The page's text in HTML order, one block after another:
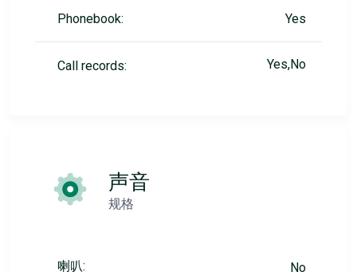
Phonebook: Yes
Call records: Yes,No
声音
规格
喇叭: No